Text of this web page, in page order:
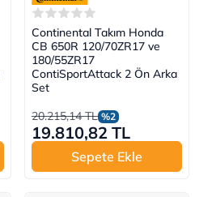
Continental Takım Honda
CB 650R 120/70ZR17 ve
180/55ZR17
ContiSportAttack 2 Ön Arka
Set
20.215,14 TL %2
19.810,82 TL
Sepete Ekle